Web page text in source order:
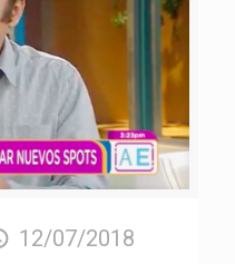
12/07/2018